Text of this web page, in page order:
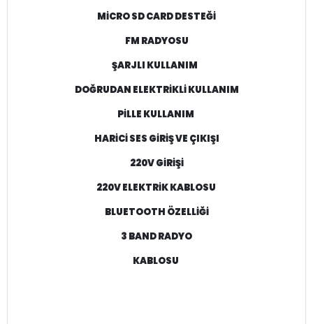
MİCRO SD CARD DESTEĞİ
FM RADYOSU
ŞARJLI KULLANIM
DOĞRUDAN ELEKTRİKLİ KULLANIM
PİLLE KULLANIM
HARİCİ SES GİRİŞ VE ÇIKIŞI
220V GİRİŞİ
220V ELEKTRİK KABLOSU
BLUETOOTH ÖZELLİĞİ
3 BAND RADYO
KABLOSU